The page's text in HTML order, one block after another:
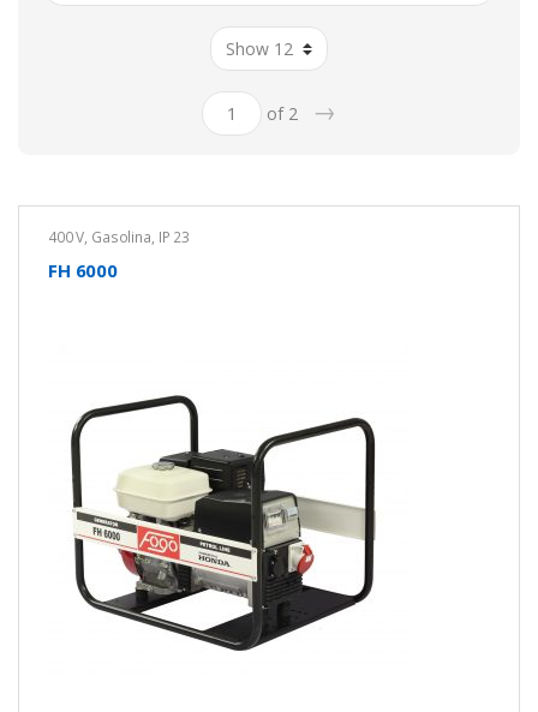
of 2 →
400 V, Gasolina, IP 23
FH 6000